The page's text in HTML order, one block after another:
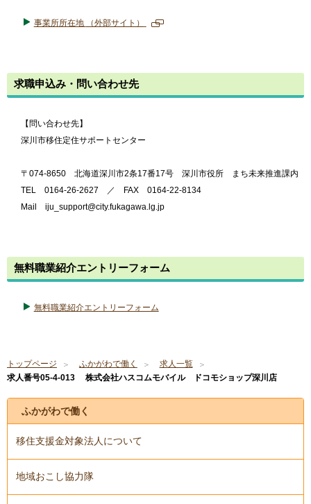
事業所所在地
（外部サイト）
ー
で
求職申込み・問い合わせ先
【問い合わせ先】
深川市移住定住サポートセンター
〒074-8650 北海道深川市2条17番17号 深川市役所 まち未来推進課内
TEL 0164-26-2627 ／ FAX 0164-22-8134
Mail iju_support@city.fukagawa.lg.jp
無料職業紹介エントリーフォーム
無料職業紹介エントリーフォーム
トップページ ふかがわで働く
求人一覧
求人番号05-4-013 株式会社ハスコムモバイル ドコモショップ深川店
ふかがわで働く
移住支援金対象法人について
地域おこし協力隊